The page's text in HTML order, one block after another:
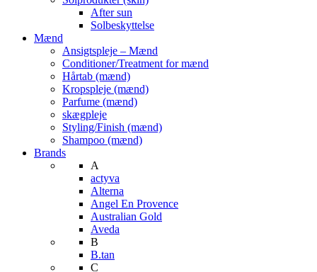
After sun
Solbeskyttelse
Mænd
Ansigtspleje – Mænd
Conditioner/Treatment for mænd
Hårtab (mænd)
Kropspleje (mænd)
Parfume (mænd)
skægpleje
Styling/Finish (mænd)
Shampoo (mænd)
Brands
A
actyva
Alterna
Angel En Provence
Australian Gold
Aveda
B
B.tan
C